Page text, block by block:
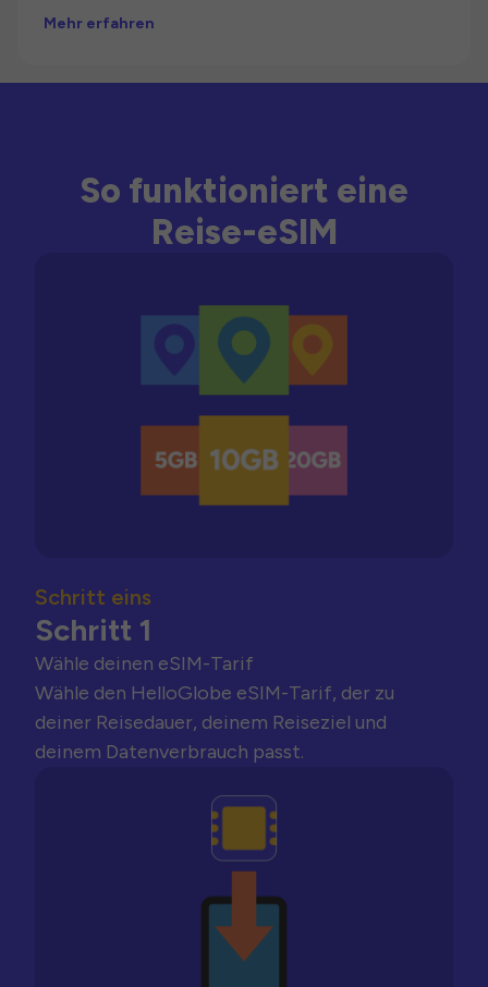
Mehr erfahren
So funktioniert eine
Reise-eSIM
Schritt eins
Schritt 1
Wähle deinen eSIM-Tarif
Wähle den HelloGlobe eSIM-Tarif, der zu
deiner Reisedauer, deinem Reiseziel und
deinem Datenverbrauch passt.